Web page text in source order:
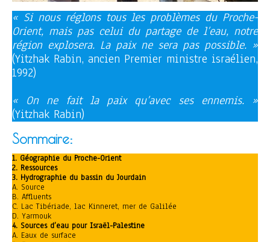
« Si nous réglons tous les problèmes du Proche-
Orient, mais pas celui du partage de l’eau, notre
région explosera. La paix ne sera pas possible. »
(Yitzhak Rabin, ancien Premier ministre israélien,
1992)
« On ne fait la paix qu’avec ses ennemis. »
(Yitzhak Rabin)
Sommaire:
1. Géographie du Proche-Orient
2. Ressources
3. Hydrographie du bassin du Jourdain
A. Source
B. Affluents
C. Lac Tibériade, lac Kinneret, mer de Galilée
D. Yarmouk
4. Sources d’eau pour Israël-Palestine
A. Eaux de surface